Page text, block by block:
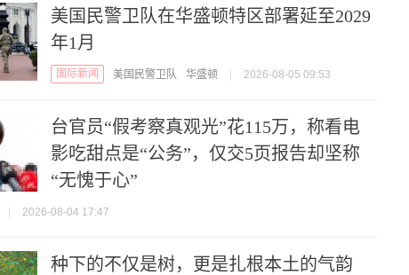
美国民警卫队在华盛顿特区部署延至2029
年1月
国际新闻 美国民警卫队 华盛顿 2026-08-05 09:53
台官员“假考察真观光”花115万，称看电
影吃甜点是“公务”，仅交5页报告却坚称
“无愧于心”
2026-08-04 17:47
种下的不仅是树，更是扎根本土的气韵